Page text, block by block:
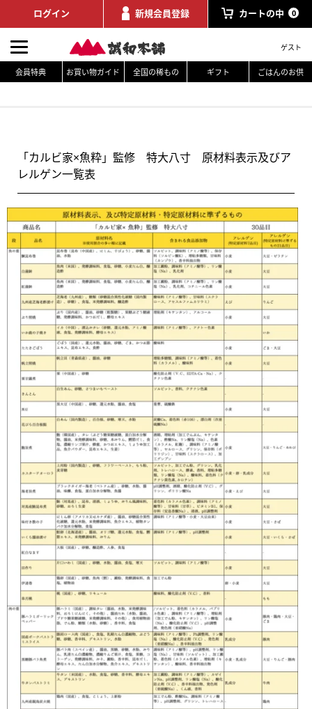
会員特典 お買い物ガイド 全国の稀もの ギフト ごはんのお供
ログイン 新規会員登録 カートの中 0
ゲスト
「カルビ家×魚粋」監修 特大八寸 原材料表示及びア
レルゲン一覧表